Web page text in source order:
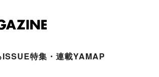
ISSUE特集・連載YAMAP